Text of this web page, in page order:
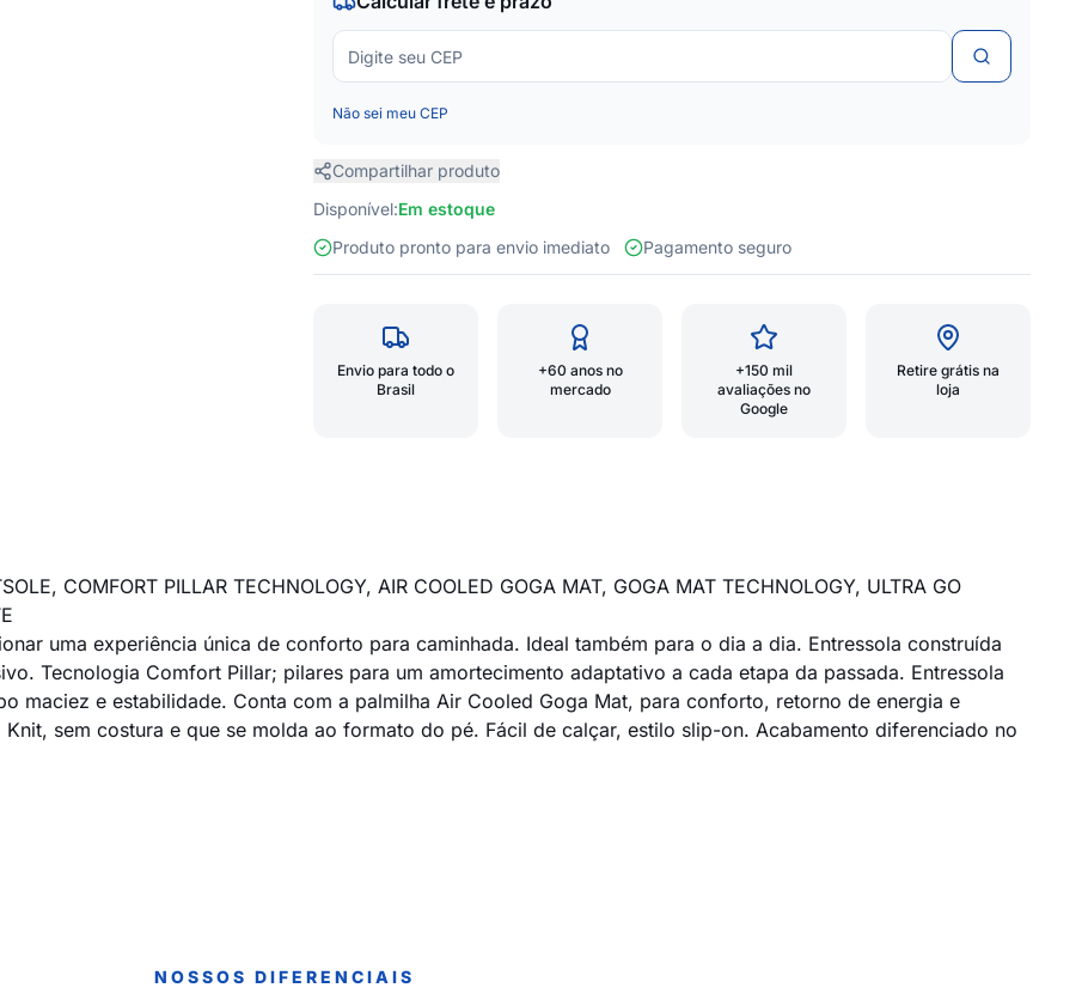
Não sei meu CEP
Compartilhar produto
Disponível:Em estoque
Produto pronto para envio imediato
Pagamento seguro
Envio para todo o
Brasil
+60 anos no
mercado
+150 mil
avaliações no
Google
Retire grátis na
loja
COMFORT PILLAR TECHNOLOGY, AIR COOLED GOGA MAT, GOGA MAT TECHNOLOGY, ULTRA GO
uma experiência única de conforto para caminhada. Ideal também para o dia a dia. Entressola construída
Tecnologia Comfort Pillar; pilares para um amortecimento adaptativo a cada etapa da passada. Entressola
maciez e estabilidade. Conta com a palmilha Air Cooled Goga Mat, para conforto, retorno de energia e
sem costura e que se molda ao formato do pé. Fácil de calçar, estilo slip-on. Acabamento diferenciado no
NOSSOS DIFERENCIAIS